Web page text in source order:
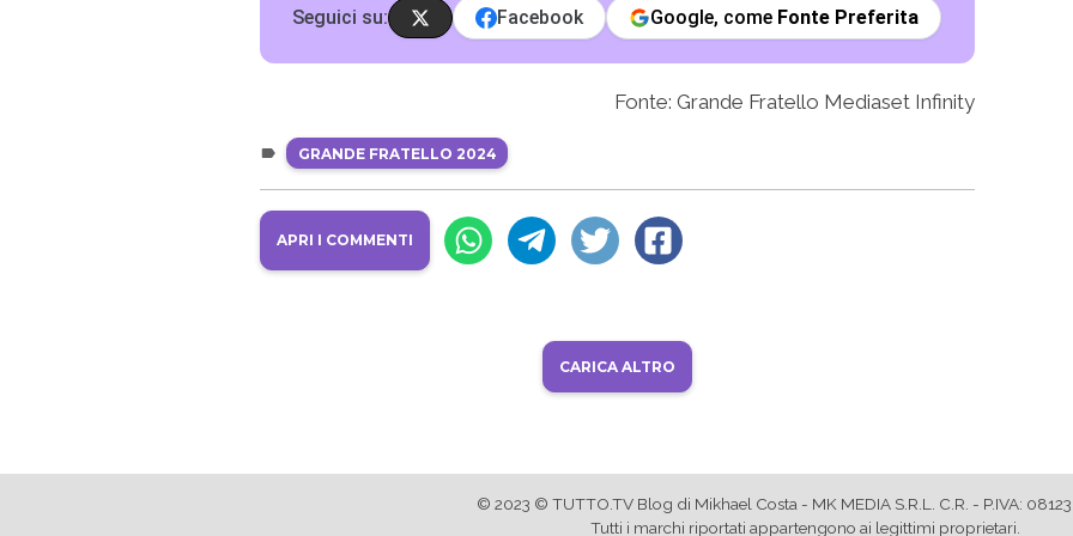
Seguici su: Facebook Google, come Fonte Preferita
Fonte: Grande Fratello Mediaset Infinity
GRANDE FRATELLO 2024
APRI I COMMENTI
CARICA ALTRO
© 2023 © TUTTO.TV Blog di Mikhael Costa - MK MEDIA S.R.L. C.R. - P.IVA:
Tutti i marchi riportati appartengono ai legittimi proprietari.